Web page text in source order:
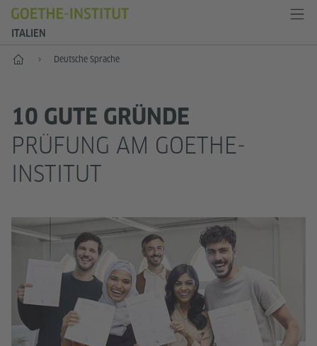
ITALIEN
Start Deutsche Sprache
10 GUTE GRÜNDE
PRÜFUNG AM GOETHE-
INSTITUT